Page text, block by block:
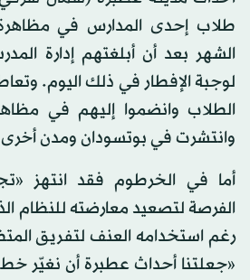
الشهر بعد أن أبلغتهم إدارة
لوجبة الإفطار في ذلك اليوم.
الطلاب وانضموا إليهم في
وانتشرت في بوتسودان ومدن
أما في الخرطوم فقد انتهز
الفرصة لتصعيد معارضته للنظام
رغم استخدامه العنف لتفريق
«جعلتنا أحداث عطبرة أن نغيّر